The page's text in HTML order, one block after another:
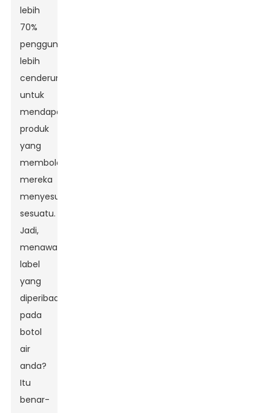
lebih
70%
pengguna
lebih
cenderung
untuk
mendapatkan
produk
yang
membolehkan
mereka
menyesuaikan
sesuatu.
Jadi,
menawarkan
label
yang
diperibadikan
pada
botol
air
anda?
Itu
benar-